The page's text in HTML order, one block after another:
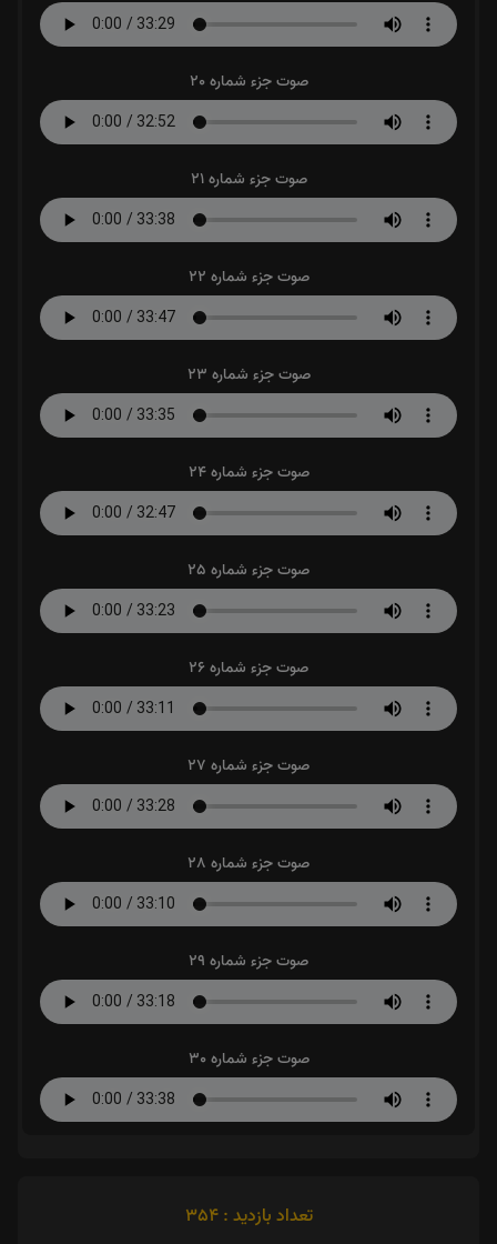
صوت جزء شماره 20
صوت جزء شماره 21
صوت جزء شماره 22
صوت جزء شماره 23
صوت جزء شماره 24
صوت جزء شماره 25
صوت جزء شماره 26
صوت جزء شماره 27
صوت جزء شماره 28
صوت جزء شماره 29
صوت جزء شماره 30
تعداد بازدید : 354